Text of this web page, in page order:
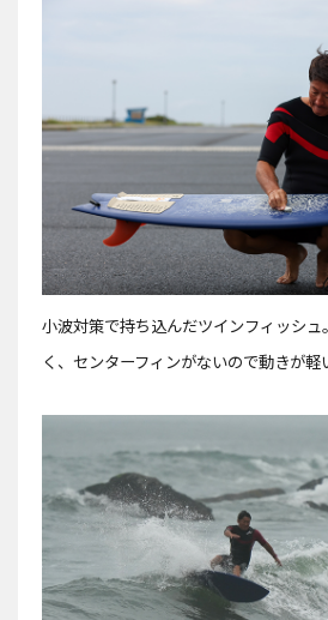
小波対策で持ち込んだツインフィッシ
く、センターフィンがないので動きが軽